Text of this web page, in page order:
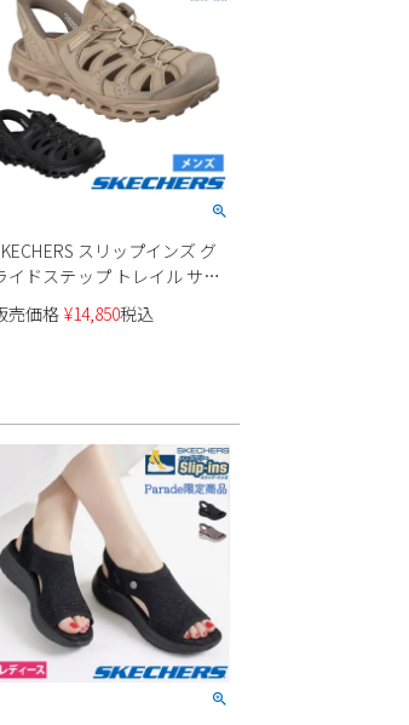
スリップインズ グ
イドステップ トレイル サン
ル 237473 メンズ
売価格 ¥14,850税込